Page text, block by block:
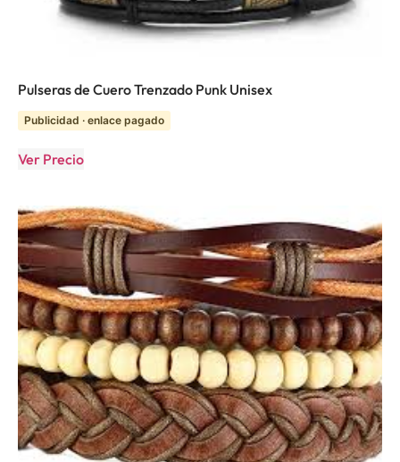
Pulseras de Cuero Trenzado Punk Unisex
Publicidad · enlace pagado
Ver Precio